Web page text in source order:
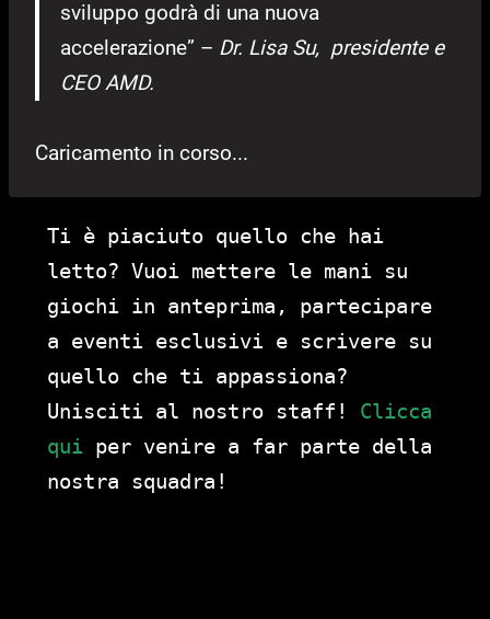
sviluppo godrà di una nuova
accelerazione” – Dr. Lisa Su, presidente e
CEO AMD.
Caricamento in corso...
Ti è piaciuto quello che hai
letto? Vuoi mettere le mani su
giochi in anteprima, partecipare
a eventi esclusivi e scrivere su
quello che ti appassiona?
Unisciti al nostro staff! Clicca
qui per venire a far parte della
nostra squadra!